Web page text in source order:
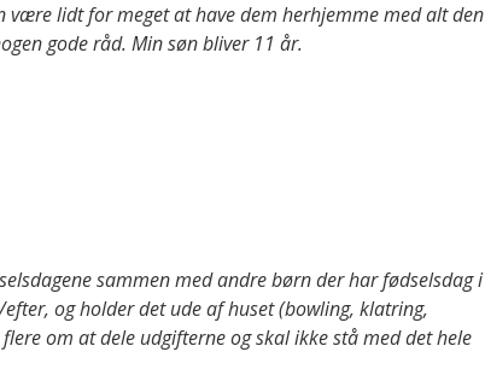
være lidt for meget at have dem herhjemme med alt den
gode råd. Min søn bliver 11 år.
sammen med andre børn der har fødselsdag i
og holder det ude af huset (bowling, klatring,
om at dele udgifterne og skal ikke stå med det hele